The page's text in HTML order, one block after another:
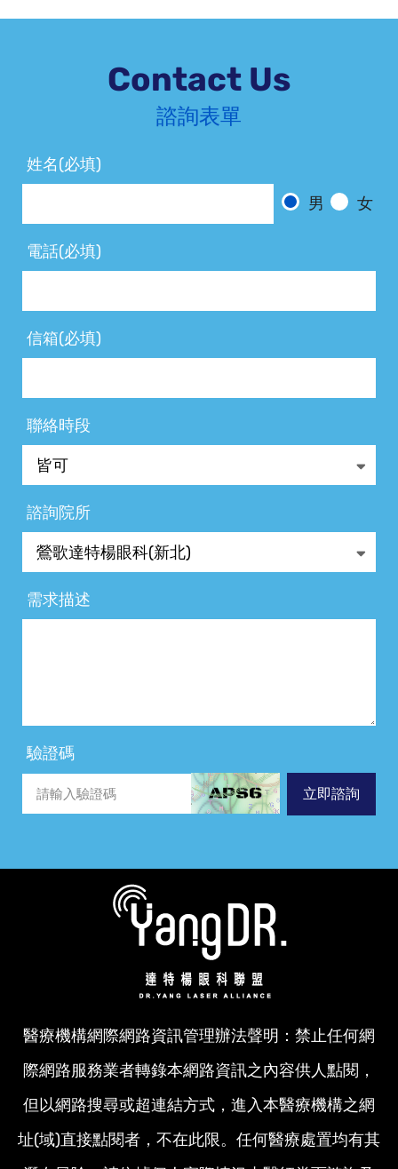
Contact Us
諮詢表單
姓名(必填)
男
女
電話(必填)
信箱(必填)
聯絡時段
諮詢院所
需求描述
驗證碼
立即諮詢
醫療機構網際網路資訊管理辦法聲明：禁止任何網
際網路服務業者轉錄本網路資訊之內容供人點閱，
但以網路搜尋或超連結方式，進入本醫療機構之網
址(域)直接點閱者，不在此限。任何醫療處置均有其